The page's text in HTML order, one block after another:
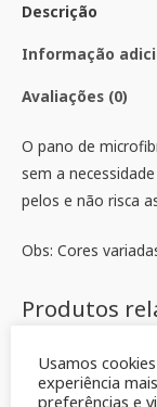
Descrição
Informação
Avaliações (0)
O pano de
sem a
pelos e não risca
Obs: Cores
Produtos
Usamos
experiência
preferências e